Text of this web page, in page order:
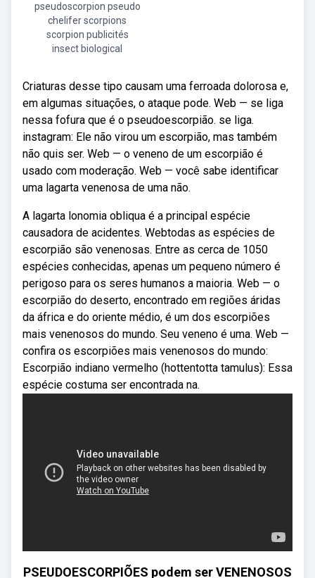
pseudoscorpion pseudo
chelifer scorpions
scorpion publicités
insect biological
Criaturas desse tipo causam uma ferroada dolorosa e,
em algumas situações, o ataque pode. Web — se liga
nessa fofura que é o pseudoescorpião. se liga.
instagram: Ele não virou um escorpião, mas também
não quis ser. Web — o veneno de um escorpião é
usado com moderação. Web — você sabe identificar
uma lagarta venenosa de uma não.
A lagarta lonomia obliqua é a principal espécie
causadora de acidentes. Webtodas as espécies de
escorpião são venenosas. Entre as cerca de 1050
espécies conhecidas, apenas um pequeno número é
perigoso para os seres humanos a maioria. Web — o
escorpião do deserto, encontrado em regiões áridas
da áfrica e do oriente médio, é um dos escorpiões
mais venenosos do mundo. Seu veneno é uma. Web —
confira os escorpiões mais venenosos do mundo:
Escorpião indiano vermelho (hottentotta tamulus): Essa
espécie costuma ser encontrada na.
PSEUDOESCORPIÕES podem ser VENENOSOS